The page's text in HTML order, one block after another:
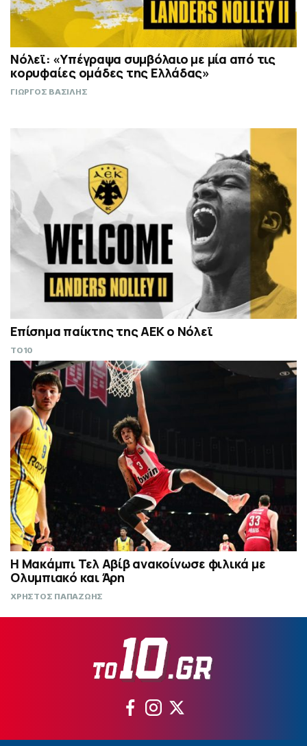
Νόλεϊ: «Υπέγραψα συμβόλαιο με μία από τις
κορυφαίες ομάδες της Ελλάδας»
ΓΙΩΡΓΟΣ ΒΑΣΙΛΗΣ
Επίσημα παίκτης της ΑΕΚ ο Νόλεϊ
TO10
Η Μακάμπι Τελ Αβίβ ανακοίνωσε φιλικά με
Ολυμπιακό και Άρη
ΧΡΗΣΤΟΣ ΠΑΠΑΖΩΗΣ